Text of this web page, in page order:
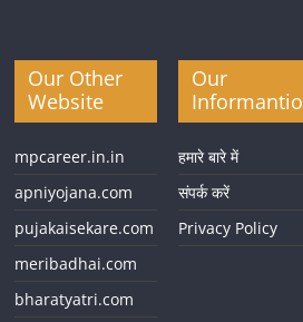
Our Other
Website
mpcareer.in.in
apniyojana.com
pujakaisekare.com
meribadhai.com
bharatyatri.com
Our
हमारे बारे में
संपर्क करें
Privacy Policy